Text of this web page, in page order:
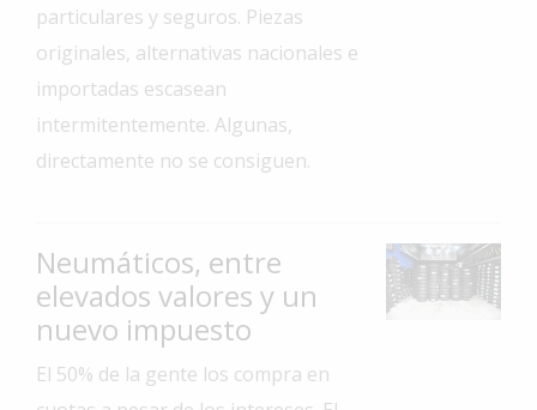
Interés
General
La
Ciudad
Deportes
Espectáculos
Cartelera
particulares y seguros. Piezas
originales, alternativas nacionales e
importadas escasean
intermitentemente. Algunas,
directamente no se consiguen.
Neumáticos, entre
elevados valores y un
nuevo impuesto
El 50% de la gente los compra en